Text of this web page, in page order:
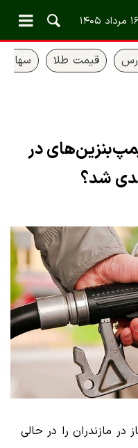
قیمت طلا سهام
در
شد؟
در مازندران را در حالی